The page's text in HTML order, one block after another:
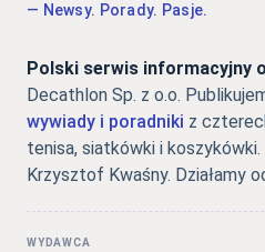
— Newsy. Porady. Pasje.
Polski serwis informacyjny
Decathlon Sp. z o.o.
wywiady i poradniki z
tenisa, siatkówki i koszykówki.
Krzysztof Kwaśny. Działamy
WYDAWCA